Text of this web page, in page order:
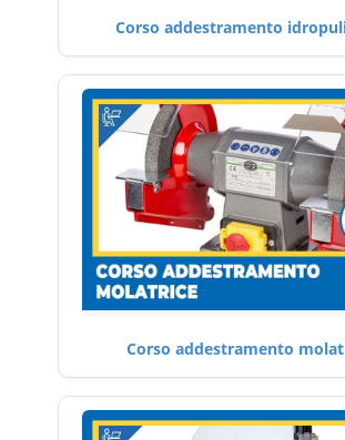
Corso addestramento
Corso addestramento